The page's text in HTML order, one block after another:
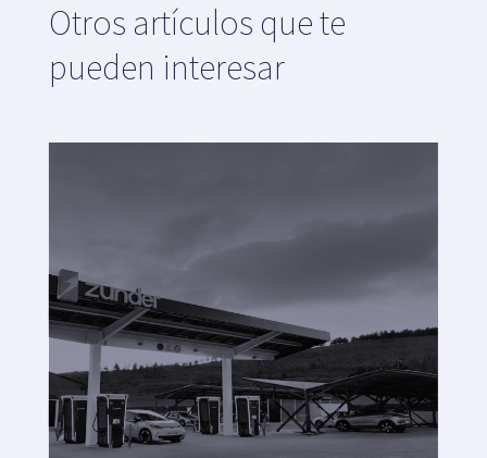
Otros artículos que te
pueden interesar